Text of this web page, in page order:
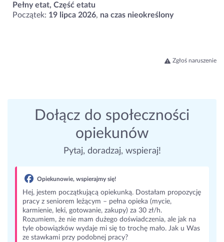
Pełny etat, Część etatu
Początek: 19 lipca 2026, na czas nieokreślony
Zgłoś naruszenie
Dołącz do społeczności
opiekunów
Pytaj, doradzaj, wspieraj!
Opiekunowie, wspierajmy się!
Hej, jestem początkującą opiekunką. Dostałam propozycję
pracy z seniorem leżącym – pełna opieka (mycie,
karmienie, leki, gotowanie, zakupy) za 30 zł/h.
Rozumiem, że nie mam dużego doświadczenia, ale jak na
tyle obowiązków wydaje mi się to trochę mało. Jak u Was
ze stawkami przy podobnej pracy?